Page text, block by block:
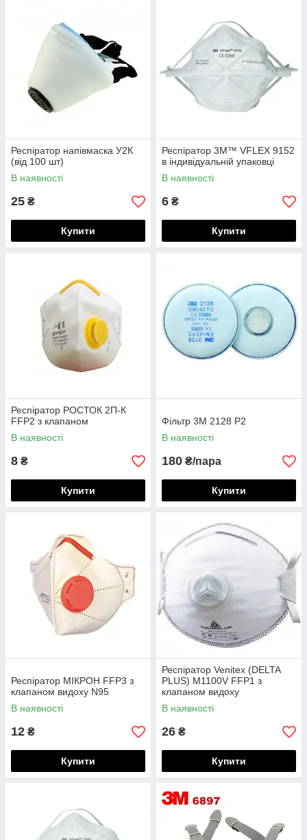
Респіратор напівмаска У2К
(від 100 шт)
В наявності
25 ₴
Купити
Респіратор 3М™ VFLEX 9152
в індивідуальній упаковці
В наявності
6 ₴
Купити
Респіратор РОСТОК 2П-К
FFP2 з клапаном
В наявності
8 ₴
Купити
Фільтр 3М 2128 Р2
В наявності
180 ₴/пара
Купити
Респіратор МІКРОН FFP3 з
клапаном видоху N95
В наявності
12 ₴
Купити
Респіратор Venitex (DELTA
PLUS) М1100V FFP1 з
клапаном видоху
В наявності
26 ₴
Купити